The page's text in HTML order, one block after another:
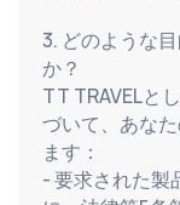
3. どのような
か？
TT TRAVELと
づいて、あな
ます：
- 要求された製